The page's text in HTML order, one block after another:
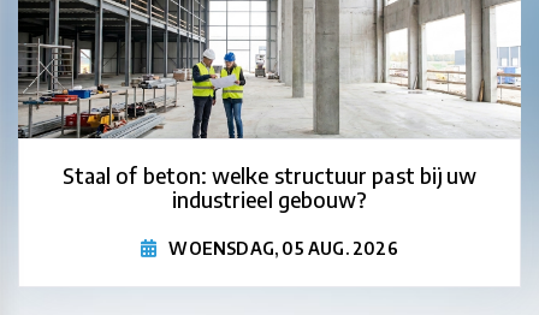
Staal of beton: welke structuur past bij uw
industrieel gebouw?
WOENSDAG, 05 AUG. 2026